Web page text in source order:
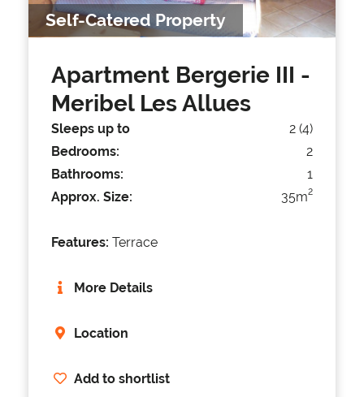
Self-Catered Property
Apartment Bergerie III -
Meribel Les Allues
Sleeps up to
2 (4)
Bedrooms:
2
Bathrooms:
1
Approx. Size:
35m2
Features: Terrace
More Details
Location
Add to shortlist